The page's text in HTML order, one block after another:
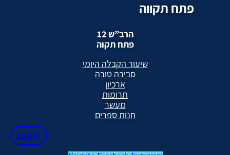
פתח תקווה
הרב”ש 12
פתח תקוה
שיעור הקבלה היומי
סביבה טובה
ארכיון
תרומות
מעשר
חנות ספרים
לתרום